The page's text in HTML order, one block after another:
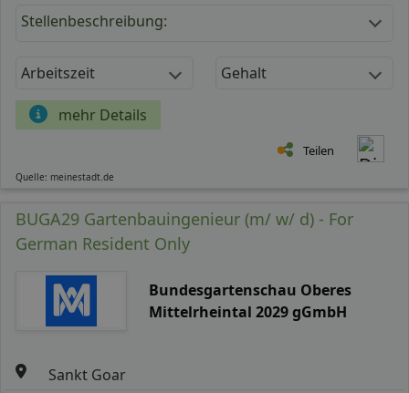
Stellenbeschreibung:
Arbeitszeit Gehalt
mehr Details
Teilen
Quelle: meinestadt.de
BUGA29 Gartenbauingenieur (m/ w/ d) - For
German Resident Only
Bundesgartenschau Oberes
Mittelrheintal 2029 gGmbH
Sankt Goar